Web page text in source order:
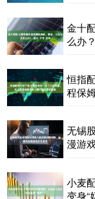
金十
么办
恒指
程保
无锡
漫游
小麦
变身“